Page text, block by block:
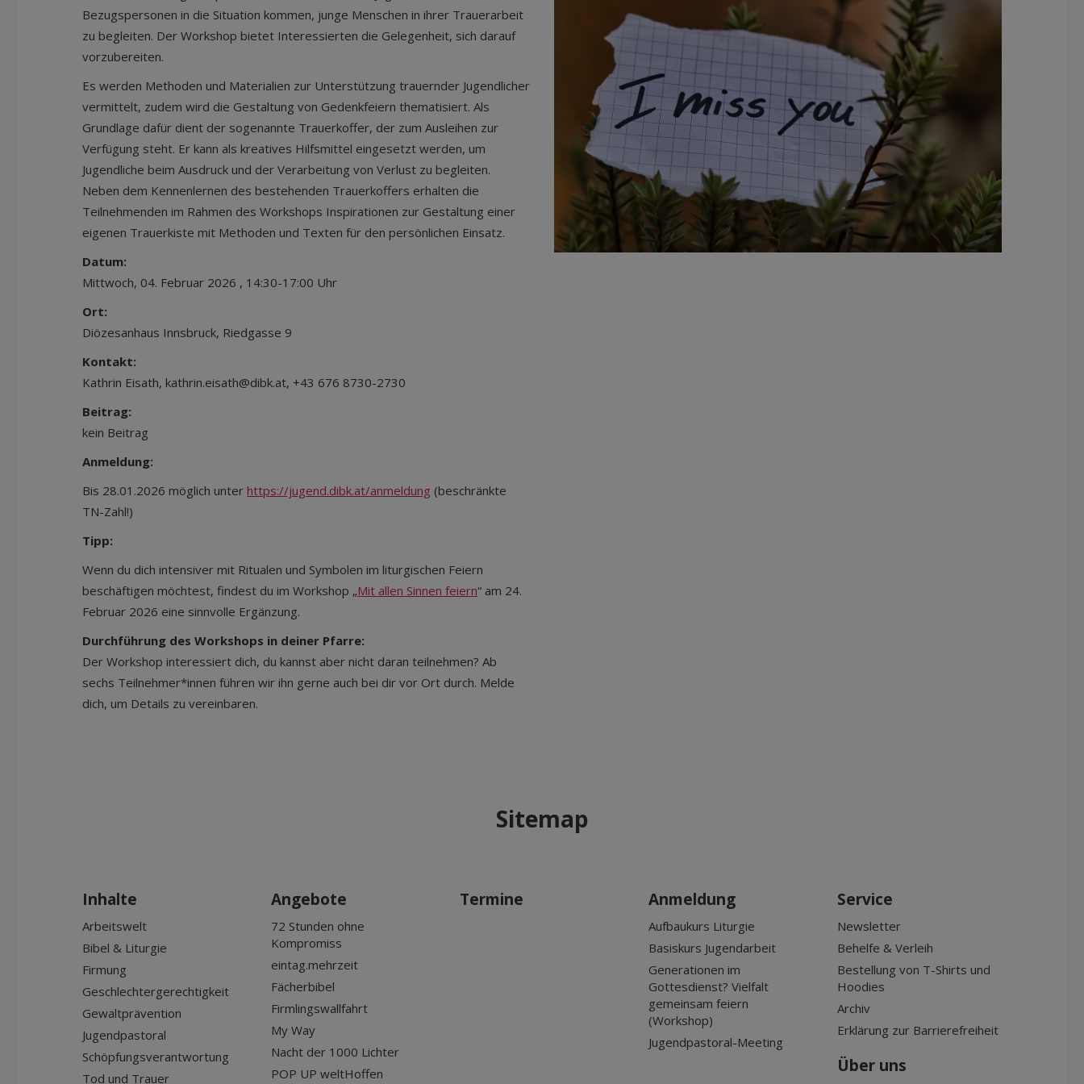
Bezugspersonen in die Situation kommen, junge Menschen in ihrer Trauerarbeit
zu begleiten. Der Workshop bietet Interessierten die Gelegenheit, sich darauf
vorzubereiten.
Es werden Methoden und Materialien zur Unterstützung trauernder Jugendlicher
vermittelt, zudem wird die Gestaltung von Gedenkfeiern thematisiert. Als
Grundlage dafür dient der sogenannte Trauerkoffer, der zum Ausleihen zur
Verfügung steht. Er kann als kreatives Hilfsmittel eingesetzt werden, um
Jugendliche beim Ausdruck und der Verarbeitung von Verlust zu begleiten.
Neben dem Kennenlernen des bestehenden Trauerkoffers erhalten die
Teilnehmenden im Rahmen des Workshops Inspirationen zur Gestaltung einer
eigenen Trauerkiste mit Methoden und Texten für den persönlichen Einsatz.
Datum:
Mittwoch, 04. Februar 2026 , 14:30-17:00 Uhr
Ort:
Diözesanhaus Innsbruck, Riedgasse 9
Kontakt:
Kathrin Eisath, kathrin.eisath@dibk.at, +43 676 8730-2730
Beitrag:
kein Beitrag
Anmeldung:
Bis 28.01.2026 möglich unter https://jugend.dibk.at/anmeldung (beschränkte
TN-Zahl!)
Tipp:
Wenn du dich intensiver mit Ritualen und Symbolen im liturgischen Feiern
beschäftigen möchtest, findest du im Workshop „Mit allen Sinnen feiern“ am 24.
Februar 2026 eine sinnvolle Ergänzung.
Durchführung des Workshops in deiner Pfarre:
Der Workshop interessiert dich, du kannst aber nicht daran teilnehmen? Ab
sechs Teilnehmer*innen führen wir ihn gerne auch bei dir vor Ort durch. Melde
dich, um Details zu vereinbaren.
Sitemap
Inhalte
Arbeitswelt
Bibel & Liturgie
Firmung
Geschlechtergerechtigkeit
Gewaltprävention
Jugendpastoral
Schöpfungsverantwortung
Tod und Trauer
Angebote
72 Stunden ohne
Kompromiss
eintag.mehrzeit
Fächerbibel
Firmlingswallfahrt
My Way
Nacht der 1000 Lichter
POP UP weltHoffen
Termine Anmeldung
Aufbaukurs Liturgie
Basiskurs Jugendarbeit
Generationen im
Gottesdienst? Vielfalt
gemeinsam feiern
(Workshop)
Jugendpastoral-Meeting
Service
Newsletter
Behelfe & Verleih
Bestellung von T-Shirts und
Hoodies
Archiv
Erklärung zur Barrierefreiheit
Über uns